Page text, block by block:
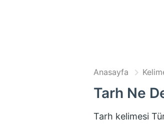
Anasayfa
Tarh Ne
Tarh kelimesi